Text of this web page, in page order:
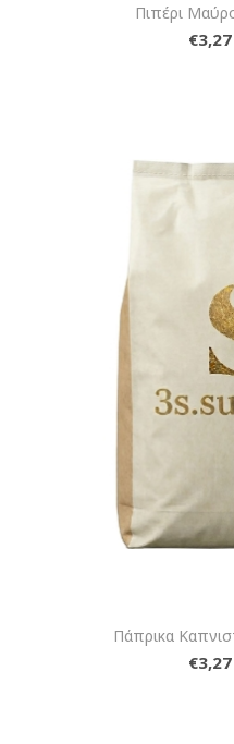
Πιπέρι
Πάπρικα